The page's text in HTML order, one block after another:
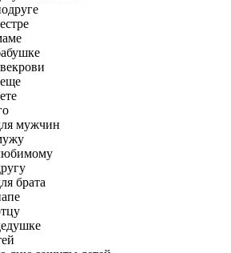
мужчин
брата